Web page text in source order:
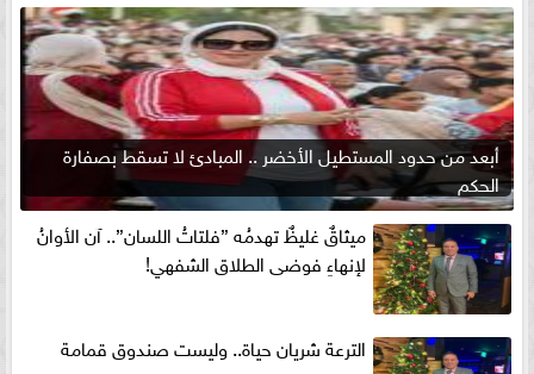
أبعد من حدود المستطيل الأخضر .. المبادئ لا تسقط بصفارة
الحكم
ميثاقٌ غليظٌ تهدمُه ”فلتاتُ اللسان”.. آن الأوانُ
لإنهاءِ فوضى الطلاق الشفهي!
الترعة شريان حياة.. وليست صندوق قمامة